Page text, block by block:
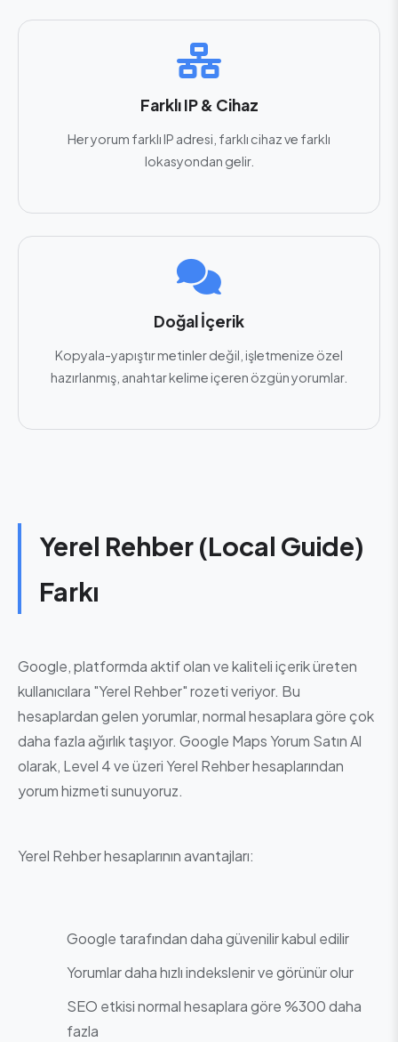
Farklı IP & Cihaz
Her yorum farklı IP adresi, farklı cihaz ve farklı
lokasyondan gelir.
Doğal İçerik
Kopyala-yapıştır metinler değil, işletmenize özel
hazırlanmış, anahtar kelime içeren özgün yorumlar.
Yerel Rehber (Local Guide)
Farkı
Google, platformda aktif olan ve kaliteli içerik üreten
kullanıcılara "Yerel Rehber" rozeti veriyor. Bu
hesaplardan gelen yorumlar, normal hesaplara göre çok
daha fazla ağırlık taşıyor. Google Maps Yorum Satın Al
olarak, Level 4 ve üzeri Yerel Rehber hesaplarından
yorum hizmeti sunuyoruz.
Yerel Rehber hesaplarının avantajları:
Google tarafından daha güvenilir kabul edilir
Yorumlar daha hızlı indekslenir ve görünür olur
SEO etkisi normal hesaplara göre %300 daha
fazla